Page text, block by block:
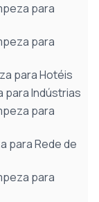
para
para
para Hotéis
para Indústrias
para
para Rede de
para